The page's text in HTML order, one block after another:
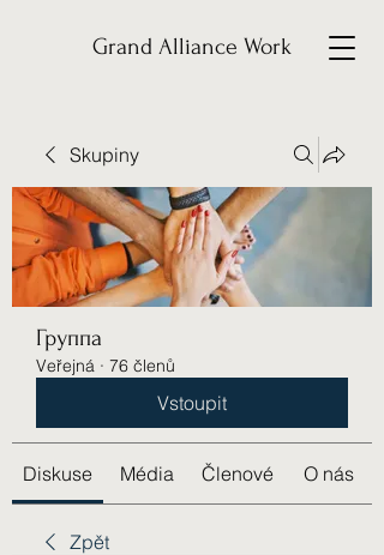
Grand Alliance Work
Skupiny
Группа
Veřejná · 76 členů
Vstoupit
Diskuse Média Členové O nás
Zpět